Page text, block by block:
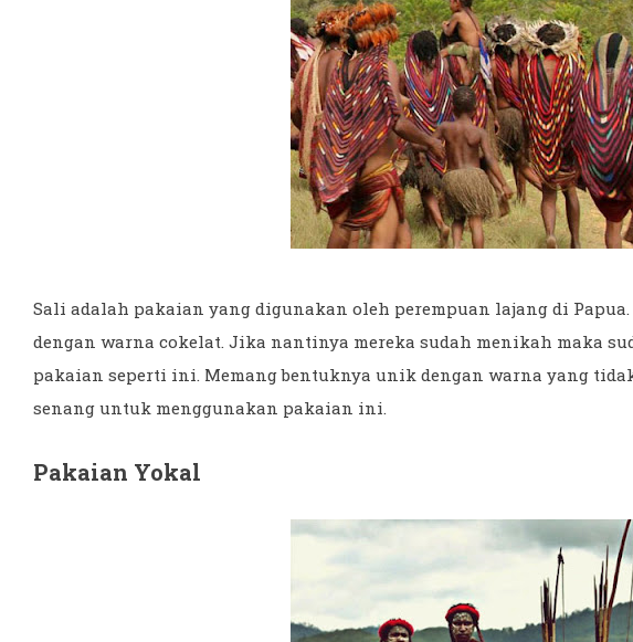
Sali adalah pakaian yang digunakan oleh perempuan lajang di
dengan warna cokelat. Jika nantinya mereka sudah menikah maka
pakaian seperti ini. Memang bentuknya unik dengan warna yang
senang untuk menggunakan pakaian ini.
Pakaian Yokal